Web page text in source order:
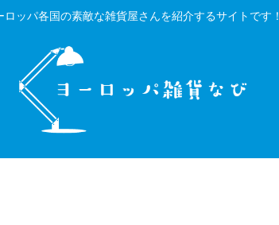
ロッパ各国の素敵な雑貨屋さんを紹介するサイトです！